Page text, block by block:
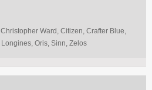
Ward, Citizen, Crafter Blue,
Oris, Sinn, Zelos